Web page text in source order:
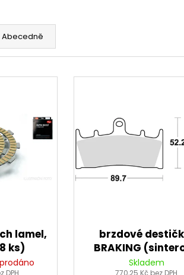
Abecedně
lamel,
ks)
DPH
brzdové
BRAKING
směs CM55) 2 ks
Skladem
770,25 Kč bez DPH
BRZDOVÉHO TŘMENU